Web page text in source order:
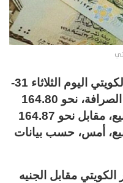
وانخفض متوسط سعر الدينار الكويتي اليوم الثلاثاء 31-
12-2024 في البنوك وشركات الصرافة، نحو 164.80
جنيه للشراء، و165.23 جنيه للبيع، مقابل نحو 164.87
و165.25 جنيه للبيع، أمس، حسب بيانات
مقابل الجنيه